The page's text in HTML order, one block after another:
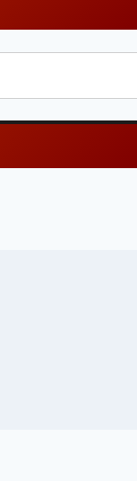
धार्मिक मान्यता